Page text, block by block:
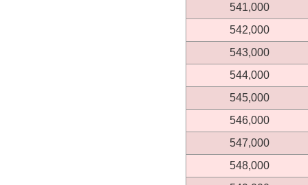
541,000
542,000
543,000
544,000
545,000
546,000
547,000
548,000